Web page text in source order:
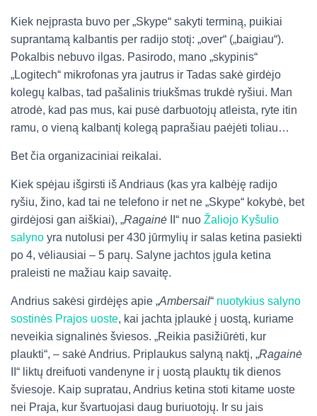
Kiek neįprasta buvo per „Skype“ sakyti terminą, puikiai
suprantamą kalbantis per radijo stotį: „over“ („baigiau“).
Pokalbis nebuvo ilgas. Pasirodo, mano „skypinis“
„Logitech“ mikrofonas yra jautrus ir Tadas sakė girdėjo
kolegų kalbas, tad pašalinis triukšmas trukdė ryšiui. Man
atrodė, kad pas mus, kai pusė darbuotojų atleista, ryte itin
ramu, o vieną kalbantį kolegą paprašiau paėjėti toliau…
Bet čia organizaciniai reikalai.
Kiek spėjau išgirsti iš Andriaus (kas yra kalbėję radijo
ryšiu, žino, kad tai ne telefono ir net ne „Skype“ kokybė, bet
girdėjosi gan aiškiai), „Ragainė II“ nuo Žaliojo Kyšulio
salyno yra nutolusi per 430 jūrmylių ir salas ketina pasiekti
po 4, vėliausiai – 5 parų. Salyne jachtos įgula ketina
praleisti ne mažiau kaip savaitę.
Andrius sakėsi girdėjęs apie „Ambersail“ nuotykius salyno
sostinės Prajos uoste, kai jachta įplaukė į uostą, kuriame
neveikia signalinės šviesos. „Reikia pasižiūrėti, kur
plaukti“, – sakė Andrius. Priplaukus salyną naktį, „Ragainė
II“ liktų dreifuoti vandenyne ir į uostą plauktų tik dienos
šviesoje. Kaip supratau, Andrius ketina stoti kitame uoste
nei Praja, kur švartuojasi daug buriuotojų. Ir su jais